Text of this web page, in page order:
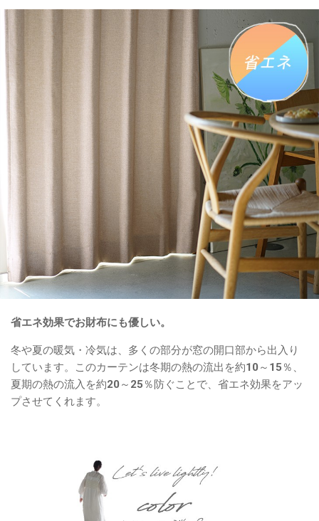
省エネ効果でお財布にも優しい。
冬や夏の暖気・冷気は、多くの部分が窓の開口部から出入り
しています。このカーテンは冬期の熱の流出を約10～15％、
夏期の熱の流入を約20～25％防ぐことで、省エネ効果をアッ
プさせてくれます。